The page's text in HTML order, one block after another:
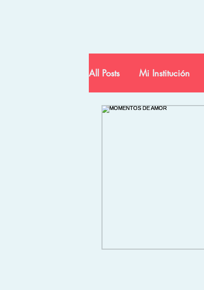
All Posts Mi Institución
Ciencia y Tecnología